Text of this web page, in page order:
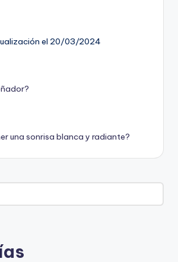
el 20/03/2024
una sonrisa blanca y radiante?